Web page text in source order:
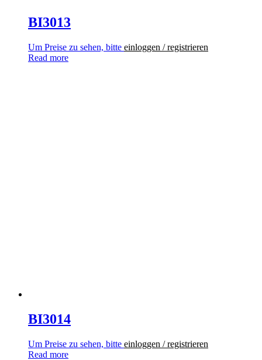
BI3013
Um Preise zu sehen, bitte einloggen / registrieren
Read more
BI3014
Um Preise zu sehen, bitte einloggen / registrieren
Read more